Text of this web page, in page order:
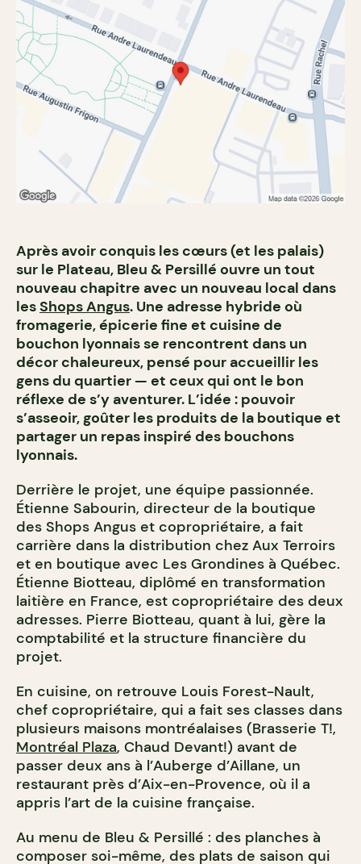
Après avoir conquis les cœurs (et les palais)
sur le Plateau, Bleu & Persillé ouvre un tout
nouveau chapitre avec un nouveau local dans
lesShops Angus. Une adresse hybride où
fromagerie, épicerie fine et cuisine de
bouchon lyonnais se rencontrent dans un
décor chaleureux, pensé pour accueillir les
gens du quartier — et ceux qui ont le bon
réflexe de s’y aventurer. L’idée : pouvoir
s’asseoir, goûter les produits de la boutique et
partager un repas inspiré des bouchons
lyonnais.
Derrière le projet, une équipe passionnée.
Étienne Sabourin, directeur de la boutique
des Shops Angus et copropriétaire, a fait
carrière dans la distribution chez Aux Terroirs
et en boutique avec Les Grondines à Québec.
Étienne Biotteau, diplômé en transformation
laitière en France, est copropriétaire des deux
adresses. Pierre Biotteau, quant à lui, gère la
comptabilité et la structure financière du
projet.
En cuisine, on retrouve Louis Forest-Nault,
chef copropriétaire, qui a fait ses classes dans
plusieurs maisons montréalaises (Brasserie T!,
Montréal Plaza, Chaud Devant!) avant de
passer deux ans à l’Auberge d’Aillane, un
restaurant près d’Aix-en-Provence, où il a
appris l’art de la cuisine française.
Au menu de Bleu & Persillé : des planches à
composer soi-même, des plats de saison qui